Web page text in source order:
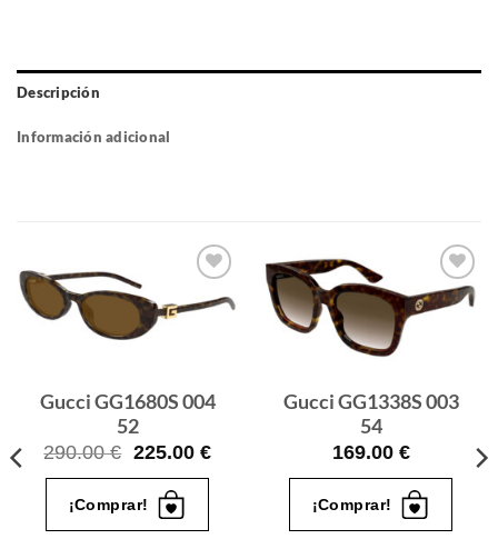
Descripción
Información adicional
Gafas
de sol
Gucci GG1680S 004
52
290.00€ El
original
era:
290.00 €.
225.00 €El
225.00 €.
¡Comprar!
Gafas
de sol
Gucci GG1338S 003
54
169.00 €
¡Comprar!
€.